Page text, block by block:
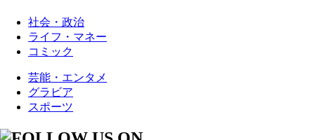
社会・政治
ライフ・マネー
コミック
芸能・エンタメ
グラビア
スポーツ